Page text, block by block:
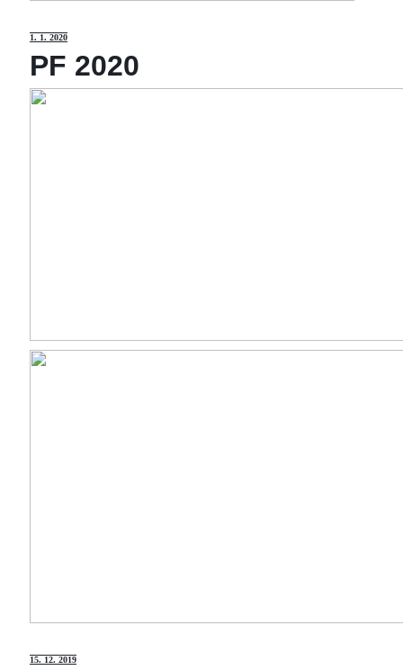
1. 1. 2020
PF 2020
15. 12. 2019